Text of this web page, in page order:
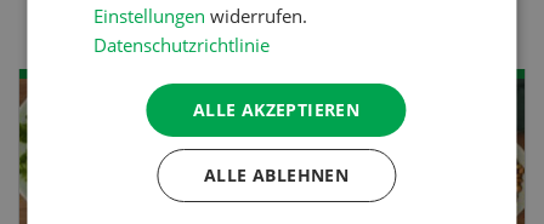
Einstellungen widerrufen.
Datenschutzrichtlinie
ALLE AKZEPTIEREN
ALLE ABLEHNEN